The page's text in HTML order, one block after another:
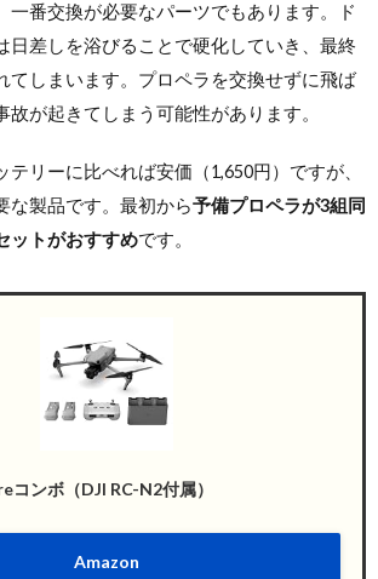
一番交換が必要なパーツでもあります。ド
日差しを浴びることで硬化していき、最終
てしまいます。プロペラを交換せずに飛ば
故が起きてしまう可能性があります。
リーに比べれば安価（1,650円）ですが、
な製品です。最初から予備プロペラが3組同
ットがおすすめです。
コンボ（DJI RC-N2付属）
Amazon